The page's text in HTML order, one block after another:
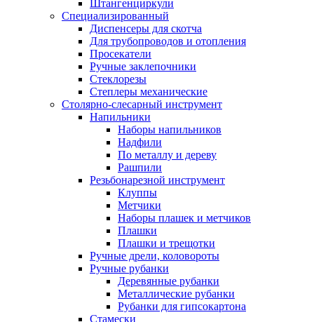
Штангенциркули
Специализированный
Диспенсеры для скотча
Для трубопроводов и отопления
Просекатели
Ручные заклепочники
Стеклорезы
Степлеры механические
Столярно-слесарный инструмент
Напильники
Наборы напильников
Надфили
По металлу и дереву
Рашпили
Резьбонарезной инструмент
Клуппы
Метчики
Наборы плашек и метчиков
Плашки
Плашки и трещотки
Ручные дрели, коловороты
Ручные рубанки
Деревянные рубанки
Металлические рубанки
Рубанки для гипсокартона
Стамески